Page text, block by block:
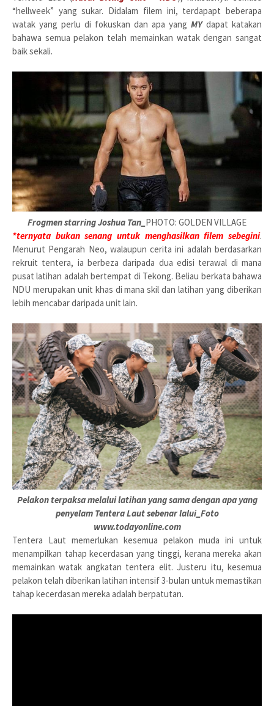
“hellweek” yang sukar. Didalam filem ini, terdapapt beberapa
watak yang perlu di fokuskan dan apa yang MYdapat katakan
bahawa semua pelakon telah memainkan watak dengan sangat
baik sekali.
Frogmen starring Joshua Tan_ PHOTO: GOLDEN VILLAGE
*ternyata bukan senang untuk menghasilkan filem sebegini.
Menurut Pengarah Neo, walaupun cerita ini adalah berdasarkan
rekruit tentera, ia berbeza daripada dua edisi terawal di mana
pusat latihan adalah bertempat di Tekong. Beliau berkata bahawa
NDU merupakan unit khas di mana skil dan latihan yang diberikan
lebih mencabar daripada unit lain.
Pelakon terpaksa melalui latihan yang sama dengan apa yang
penyelam Tentera Laut sebenar lalui_Foto
www.todayonline.com
Tentera Laut memerlukan kesemua pelakon muda ini untuk
menampilkan tahap kecerdasan yang tinggi, kerana mereka akan
memainkan watak angkatan tentera elit. Justeru itu, kesemua
pelakon telah diberikan latihan intensif 3-bulan untuk memastikan
tahap kecerdasan mereka adalah berpatutan.